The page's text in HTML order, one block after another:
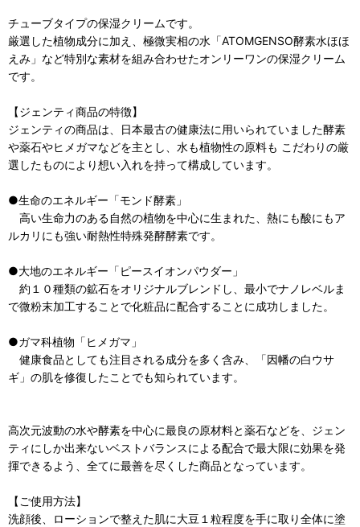
チューブタイプの保湿クリームです。
厳選した植物成分に加え、極微実相の水「ATOMGENSO酵素水ほほ
えみ」など特別な素材を組み合わせたオンリーワンの保湿クリーム
です。
【ジェンティ商品の特徴】
ジェンティの商品は、日本最古の健康法に用いられていました酵素
や薬石やヒメガマなどを主とし、水も植物性の原料も こだわりの厳
選したものにより想い入れを持って構成しています。
●生命のエネルギー「モンド酵素」
高い生命力のある自然の植物を中心に生まれた、熱にも酸にもア
ルカリにも強い耐熱性特殊発酵酵素です。
●大地のエネルギー「ピースイオンパウダー」
約１０種類の鉱石をオリジナルブレンドし、最小でナノレベルま
で微粉末加工することで化粧品に配合することに成功しました。
●ガマ科植物「ヒメガマ」
健康食品としても注目される成分を多く含み、「因幡の白ウサ
ギ」の肌を修復したことでも知られています。
高次元波動の水や酵素を中心に最良の原材料と薬石などを、ジェン
ティにしか出来ないベストバランスによる配合で最大限に効果を発
揮できるよう、全てに最善を尽くした商品となっています。
【ご使用方法】
洗顔後、ローションで整えた肌に大豆１粒程度を手に取り全体に塗